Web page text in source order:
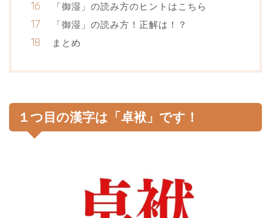
「御湿」の読み方のヒントはこちら
「御湿」の読み方！正解は！？
まとめ
１つ目の漢字は「卓袱」です！